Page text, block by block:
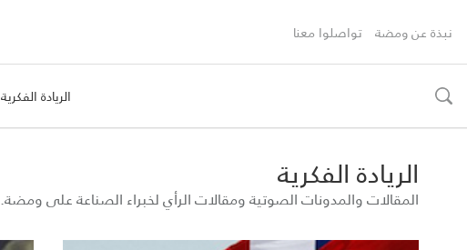
نبذة عن ومضة تواصلوا معنا
toggle
الريادة الفكرية
الريادة الفكرية
المقالات والمدونات الصوتية ومقالات الرأي لخبراء الصناعة على ومضة.